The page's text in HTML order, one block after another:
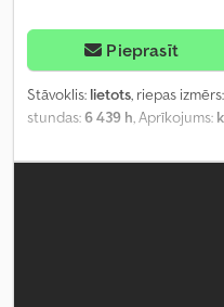
Pieprasīt
Stāvoklis: lietots, riepas izmērs:
stundas:6 439 h, Aprīkojums: